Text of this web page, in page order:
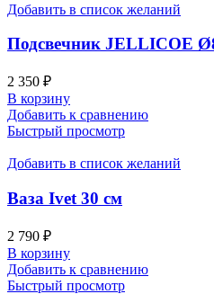
Добавить в список желаний
Подсвечник JELLICOE
2 350 ₽
В корзину
Добавить к сравнению
Быстрый просмотр
Добавить в список желаний
Ваза Ivet 30 см
2 790 ₽
В корзину
Добавить к сравнению
Быстрый просмотр